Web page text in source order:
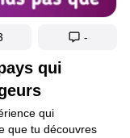
qui
qui
que tu découvres
-